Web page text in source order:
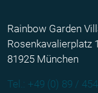
Rainbow Garden
Rosenkavalierplatz
81925 München
Tel.: +49 (0) 89 /